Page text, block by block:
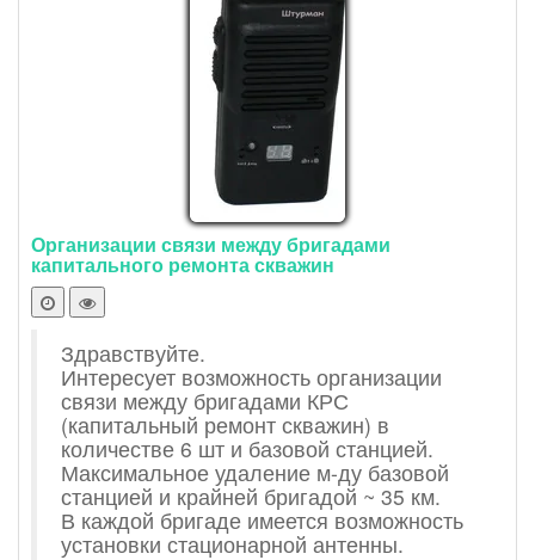
Организации связи между бригадами
капитального ремонта скважин
Здравствуйте.
Интересует возможность организации
связи между бригадами КРС
(капитальный ремонт скважин) в
количестве 6 шт и базовой станцией.
Максимальное удаление м-ду базовой
станцией и крайней бригадой ~ 35 км.
В каждой бригаде имеется возможность
установки стационарной антенны.